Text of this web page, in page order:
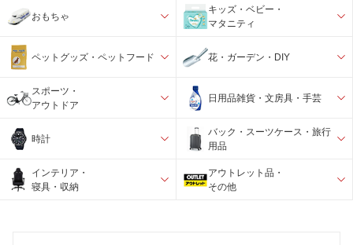
おもちゃ
キッズ・ベビー・
マタニティ
ペットグッズ・ペットフード 花・ガーデン・DIY
スポーツ・
アウトドア
日用品雑貨・文房具・手芸
時計
バック・スーツケース・旅行
用品
インテリア・
寝具・収納
アウトレット品・
その他